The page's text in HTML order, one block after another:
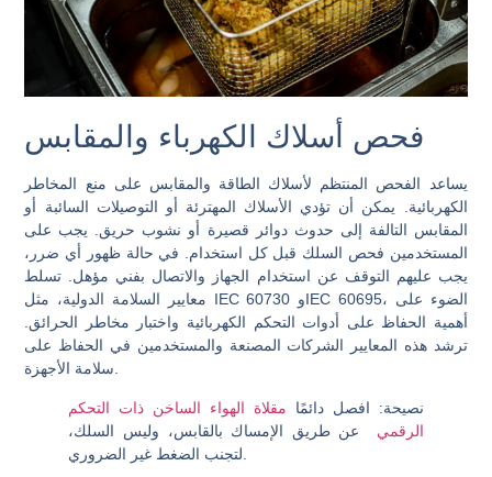
فحص أسلاك الكهرباء والمقابس
يساعد الفحص المنتظم لأسلاك الطاقة والمقابس على منع المخاطر
الكهربائية. يمكن أن تؤدي الأسلاك المهترئة أو التوصيلات السائبة أو
المقابس التالفة إلى حدوث دوائر قصيرة أو نشوب حريق. يجب على
المستخدمين فحص السلك قبل كل استخدام. في حالة ظهور أي ضرر،
يجب عليهم التوقف عن استخدام الجهاز والاتصال بفني مؤهل. تسلط
معايير السلامة الدولية، مثل IEC 60730 وIEC 60695، الضوء على
أهمية الحفاظ على أدوات التحكم الكهربائية واختبار مخاطر الحرائق.
ترشد هذه المعايير الشركات المصنعة والمستخدمين في الحفاظ على
سلامة الأجهزة.
نصيحة: افصل دائمًا مقلاة الهواء الساخن ذات التحكم
الرقمي
عن طريق الإمساك بالقابس، وليس السلك،